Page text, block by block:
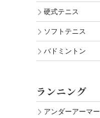
硬式テニス
ソフトテニス
バドミントン
ランニング
アンダーアーマー